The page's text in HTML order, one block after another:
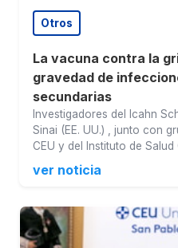
Otros
La vacuna contra la
gravedad de
secundarias
Investigadores del Icahn
Sinai (EE. UU.) , junto con
CEU y del Instituto de Salud
ver noticia